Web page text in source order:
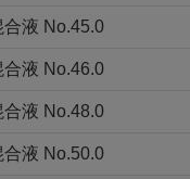
液 No.45.0
液 No.46.0
液 No.48.0
液 No.50.0